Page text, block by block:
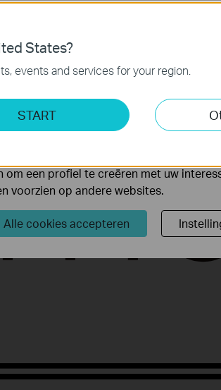
States?
events and services for your region.
START
in ourprivacy policy.Don’t
voor de werking van de website
Cookies
geven ons de mogelijkheid uw
website aan te passen en te
op onze website worden geplaatst
om een profiel te creëren met uw
voorzien op andere websites.
Alle cookies accepteren